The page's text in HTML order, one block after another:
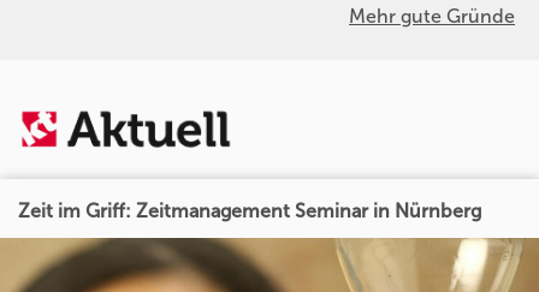
Mehr gute Gründe
Zeit im Griff: Zeitmanagement Seminar in Nürnberg